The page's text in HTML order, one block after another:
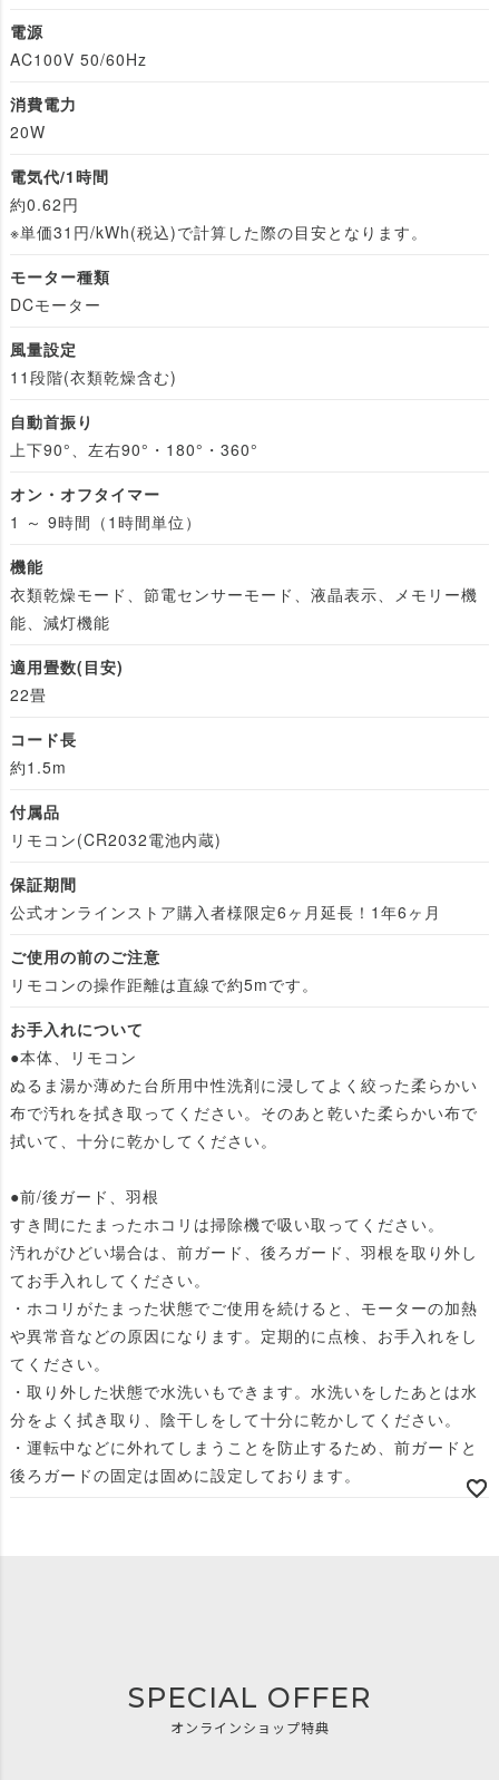
電源
AC100V 50/60Hz
消費電力
20W
電気代/1時間
約0.62円
※単価31円/kWh(税込)で計算した際の目安となります。
モーター種類
DCモーター
風量設定
11段階(衣類乾燥含む)
自動首振り
上下90°、左右90°・180°・360°
オン・オフタイマー
1 ～ 9時間（1時間単位）
機能
衣類乾燥モード、節電センサーモード、液晶表示、メモリー機
能、減灯機能
適用畳数(目安)
22畳
コード長
約1.5m
付属品
リモコン(CR2032電池内蔵)
保証期間
公式オンラインストア購入者様限定6ヶ月延長！1年6ヶ月
ご使用の前のご注意
リモコンの操作距離は直線で約5mです。
お手入れについて
●本体、リモコン
ぬるま湯か薄めた台所用中性洗剤に浸してよく絞った柔らかい
布で汚れを拭き取ってください。そのあと乾いた柔らかい布で
拭いて、十分に乾かしてください。
●前/後ガード、羽根
すき間にたまったホコリは掃除機で吸い取ってください。
汚れがひどい場合は、前ガード、後ろガード、羽根を取り外し
てお手入れしてください。
・ホコリがたまった状態でご使用を続けると、モーターの加熱
や異常音などの原因になります。定期的に点検、お手入れをし
てください。
・取り外した状態で水洗いもできます。水洗いをしたあとは水
分をよく拭き取り、陰干しをして十分に乾かしてください。
・運転中などに外れてしまうことを防止するため、前ガードと
後ろガードの固定は固めに設定しております。
SPECIAL OFFER
オンラインショップ特典